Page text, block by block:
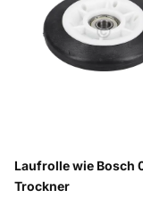
Laufrolle wie Bosch
Trockner